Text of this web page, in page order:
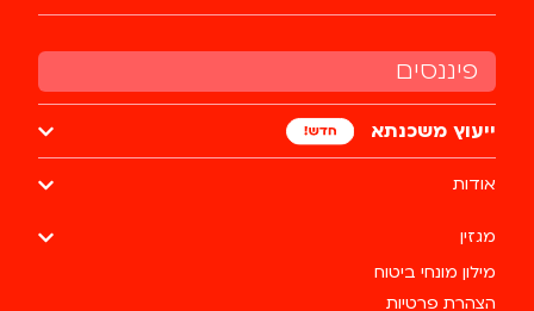
פיננסים
ייעוץ משכנתא
אודות
מגזין
מילון מונחי ביטוח
הצהרת פרטיות